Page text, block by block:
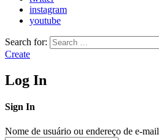
instagram
youtube
Search for:
Create
Log In
Sign In
Nome de usuário ou endereço de e-mail